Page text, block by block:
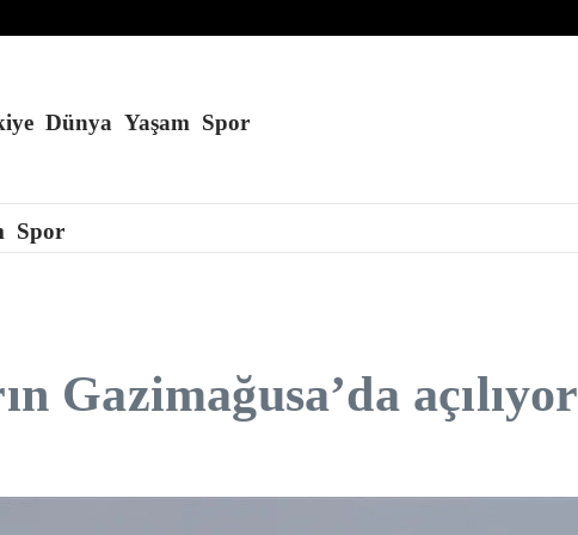
zeka destekli İHA üretti
Dünya Yaşam Spor
Spor
Gazimağusa’da açılıyor